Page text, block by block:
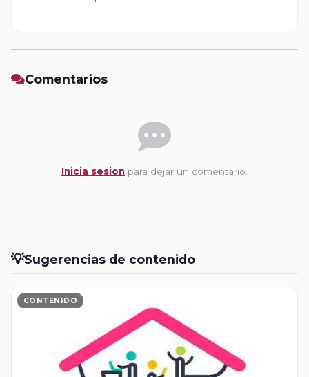
Comentarios
Inicia sesion para dejar un comentario.
💡Sugerencias de contenido
CONTENIDO